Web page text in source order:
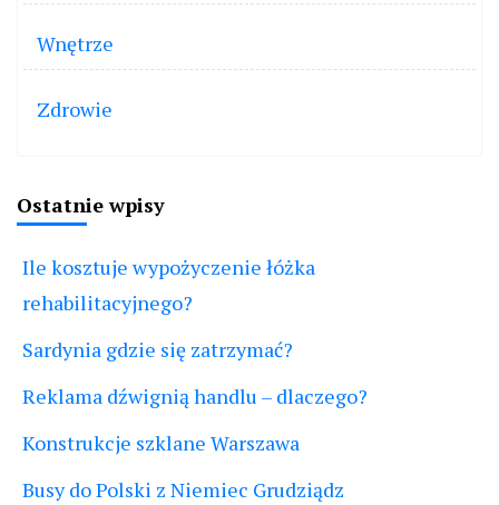
Wnętrze
Zdrowie
Ostatnie wpisy
Ile kosztuje wypożyczenie łóżka
rehabilitacyjnego?
Sardynia gdzie się zatrzymać?
Reklama dźwignią handlu – dlaczego?
Konstrukcje szklane Warszawa
Busy do Polski z Niemiec Grudziądz